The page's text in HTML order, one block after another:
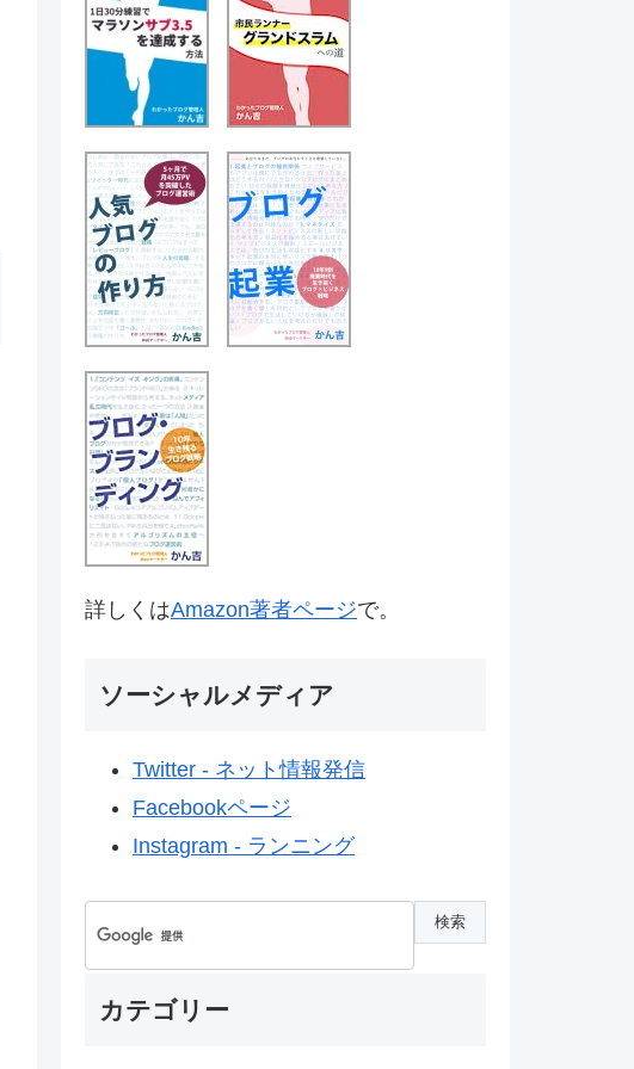
詳しくはAmazon著者ページで。
ソーシャルメディア
Twitter - ネット情報発信
Facebookページ
Instagram - ランニング
カテゴリー